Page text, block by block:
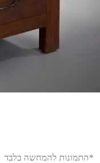
*התמונות להמחשה בלבד